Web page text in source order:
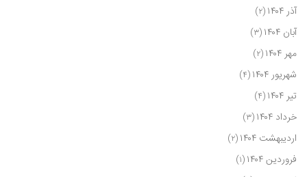
آذر ۱۴۰۴ (۲)
آبان ۱۴۰۴ (۳)
مهر ۱۴۰۴ (۲)
شهریور ۱۴۰۴ (۴)
تیر ۱۴۰۴ (۴)
خرداد ۱۴۰۴ (۳)
اردیبهشت ۱۴۰۴ (۲)
فروردین ۱۴۰۴ (۱)